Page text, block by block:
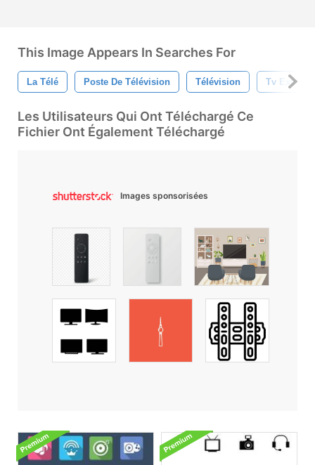
This Image Appears In Searches For
La Télé Poste De Télévision Télévision Tv Extras
Les Utilisateurs Qui Ont Téléchargé Ce
Fichier Ont Également Téléchargé
Images sponsorisées